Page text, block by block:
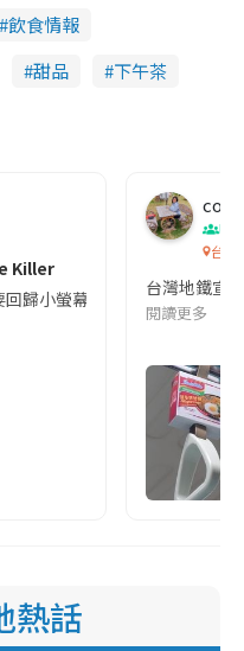
飲食情報
甜品 下午茶
Killer
歸小螢幕啦!這次的劇本改編
co
吹
台灣
台灣地鐵宣
閱讀更多
熱話